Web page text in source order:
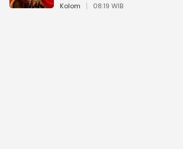
Kolom 08:19 WIB